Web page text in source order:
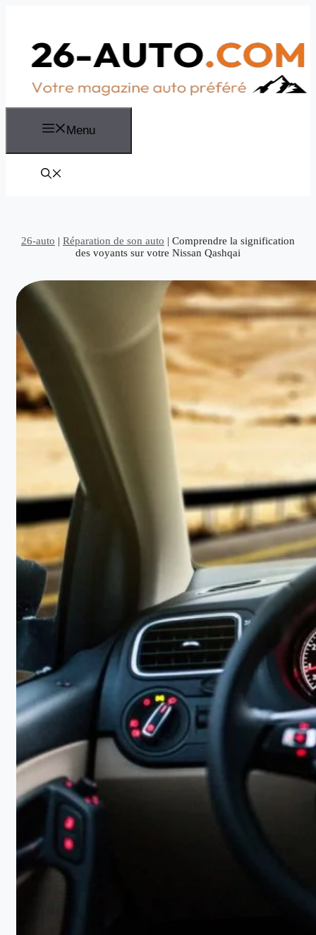
Menu
26-auto | Réparation de son auto | Comprendre la signification
des voyants sur votre Nissan Qashqai